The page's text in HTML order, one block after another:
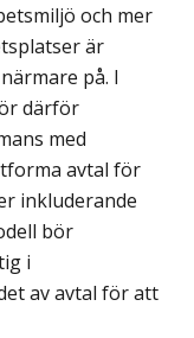
och mer
är
på. I
därför
med
avtal för
inkluderande
bör
i
av avtal för att